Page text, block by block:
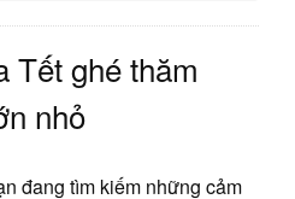
Tết ghé thăm
nhỏ
đang tìm kiếm những cảm